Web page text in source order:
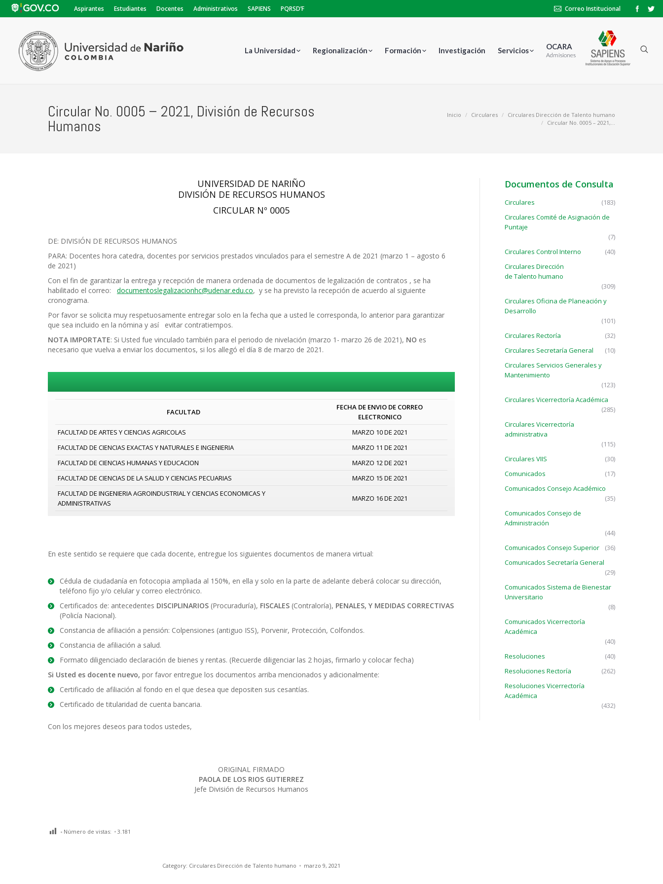
Aspirantes Estudiantes Docentes Administrativos SAPIENS PQRSD’F Correo Institucional
La Universidad Regionalización Formación Investigación Servicios OCARA
Admisiones
Circular No. 0005 – 2021, División de Recursos
Humanos
Inicio Circulares
Circulares Dirección de Talento humano
Circular No. 0005 – 2021,…
UNIVERSIDAD DE NARIÑO
DIVISIÓN DE RECURSOS HUMANOS
CIRCULAR Nº 0005
DE: DIVISIÓN DE RECURSOS HUMANOS
PARA: Docentes hora catedra, docentes por servicios prestados vinculados para el semestre A de 2021 (marzo 1 – agosto 6
de 2021)
Con el fin de garantizar la entrega y recepción de manera ordenada de documentos de legalización de contratos , se ha
habilitado el correo: documentoslegalizacionhc@udenar.edu.co, y se ha previsto la recepción de acuerdo al siguiente
cronograma.
Por favor se solicita muy respetuosamente entregar solo en la fecha que a usted le corresponda, lo anterior para garantizar
que sea incluido en la nómina y así evitar contratiempos.
NOTA IMPORTATE: Si Usted fue vinculado también para el periodo de nivelación (marzo 1- marzo 26 de 2021), NO es
necesario que vuelva a enviar los documentos, si los allegó el día 8 de marzo de 2021.
FACULTAD
FECHA DE ENVIO DE CORREO
ELECTRONICO
FACULTAD DE ARTES Y CIENCIAS AGRICOLAS
MARZO 10 DE 2021
FACULTAD DE CIENCIAS EXACTAS Y NATURALES E INGENIERIA
MARZO 11 DE 2021
FACULTAD DE CIENCIAS HUMANAS Y EDUCACION
MARZO 12 DE 2021
FACULTAD DE CIENCIAS DE LA SALUD Y CIENCIAS PECUARIAS
MARZO 15 DE 2021
FACULTAD DE INGENIERIA AGROINDUSTRIAL Y CIENCIAS ECONOMICAS Y
ADMINISTRATIVAS
MARZO 16 DE 2021
En este sentido se requiere que cada docente, entregue los siguientes documentos de manera virtual:
Cédula de ciudadanía en fotocopia ampliada al 150%, en ella y solo en la parte de adelante deberá colocar su dirección,
teléfono fijo y/o celular y correo electrónico.
Certificados de: antecedentes DISCIPLINARIOS (Procuraduría), FISCALES (Contraloría), PENALES, Y MEDIDAS CORRECTIVAS
(Policía Nacional).
Constancia de afiliación a pensión: Colpensiones (antiguo ISS), Porvenir, Protección, Colfondos.
Constancia de afiliación a salud.
Formato diligenciado declaración de bienes y rentas. (Recuerde diligenciar las 2 hojas, firmarlo y colocar fecha)
Si Usted es docente nuevo, por favor entregue los documentos arriba mencionados y adicionalmente:
Certificado de afiliación al fondo en el que desea que depositen sus cesantías.
Certificado de titularidad de cuenta bancaria.
Con los mejores deseos para todos ustedes,
ORIGINAL FIRMADO
PAOLA DE LOS RIOS GUTIERREZ
Jefe División de Recursos Humanos
Número de vistas: 3.181
Category: Circulares Dirección de Talento humano marzo 9, 2021
Documentos de Consulta
Circulares
(183)
Circulares Comité de Asignación de
Puntaje
(7)
Circulares Control Interno
(40)
Circulares Dirección
de Talento humano
(309)
Circulares Oficina de Planeación y
Desarrollo
(101)
Circulares Rectoría
(32)
Circulares Secretaría General
(10)
Circulares Servicios Generales y
Mantenimiento
(123)
Circulares Vicerrectoría Académica
(285)
Circulares Vicerrectoría
administrativa
(115)
Circulares VIIS
(30)
Comunicados
(17)
Comunicados Consejo Académico
(35)
Comunicados Consejo de
Administración
(44)
Comunicados Consejo Superior
(36)
Comunicados Secretaría General
(29)
Comunicados Sistema de Bienestar
Universitario
(8)
Comunicados Vicerrectoría
Académica
(40)
Resoluciones
(40)
Resoluciones Rectoría
(262)
Resoluciones Vicerrectoría
Académica
(432)